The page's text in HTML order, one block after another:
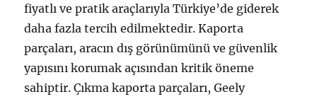
fiyatlı ve pratik araçlarıyla Türkiye’de giderek
daha fazla tercih edilmektedir. Kaporta
parçaları, aracın dış görünümünü ve güvenlik
yapısını korumak açısından kritik öneme
sahiptir. Çıkma kaporta parçaları, Geely